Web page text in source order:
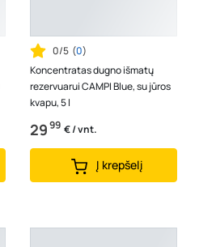
0/5 (0)
Koncentratas dugno išmatų
rezervuarui CAMPI Blue, su jūros
kvapu, 5 l
2999 € / vnt.
Į krepšelį